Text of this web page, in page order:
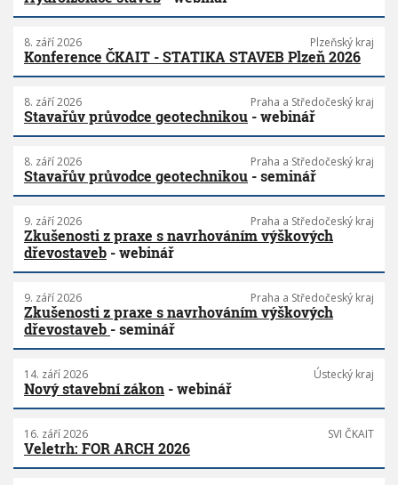
8. září 2026 Plzeňský kraj
Konference ČKAIT - STATIKA STAVEB Plzeň 2026
8. září 2026 Praha a Středočeský kraj
Stavařův průvodce geotechnikou - webinář
8. září 2026 Praha a Středočeský kraj
Stavařův průvodce geotechnikou - seminář
9. září 2026 Praha a Středočeský kraj
Zkušenosti z praxe s navrhováním výškových
dřevostaveb - webinář
9. září 2026 Praha a Středočeský kraj
Zkušenosti z praxe s navrhováním výškových
dřevostaveb - seminář
14. září 2026 Ústecký kraj
Nový stavební zákon - webinář
16. září 2026 SVI ČKAIT
Veletrh: FOR ARCH 2026